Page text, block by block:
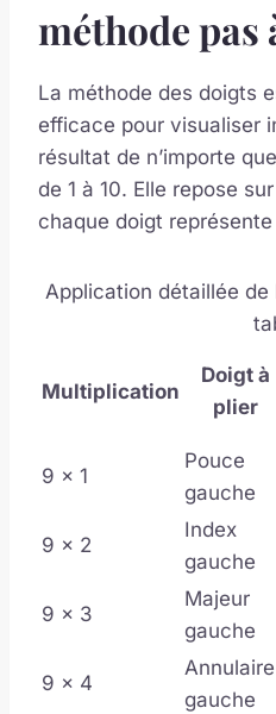
méthode pas
La méthode des doigts
efficace pour visualiser
résultat de n’importe
de 1 à 10. Elle repose
chaque doigt
Application détaillée
Multiplication
Doigt à
plier
9 x 1
Pouce
gauche
9 x 2
Index
gauche
9 x 3
Majeur
gauche
9 x 4
Annulaire
gauche